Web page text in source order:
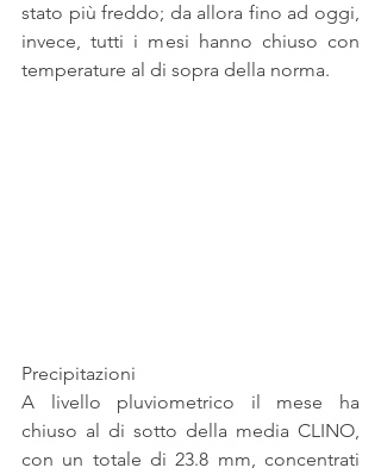
stato più freddo; da allora fino ad oggi,
invece, tutti i mesi hanno chiuso con
temperature al di sopra della norma.
Precipitazioni
A livello pluviometrico il mese ha
chiuso al di sotto della media CLINO,
con un totale di 23.8 mm, concentrati